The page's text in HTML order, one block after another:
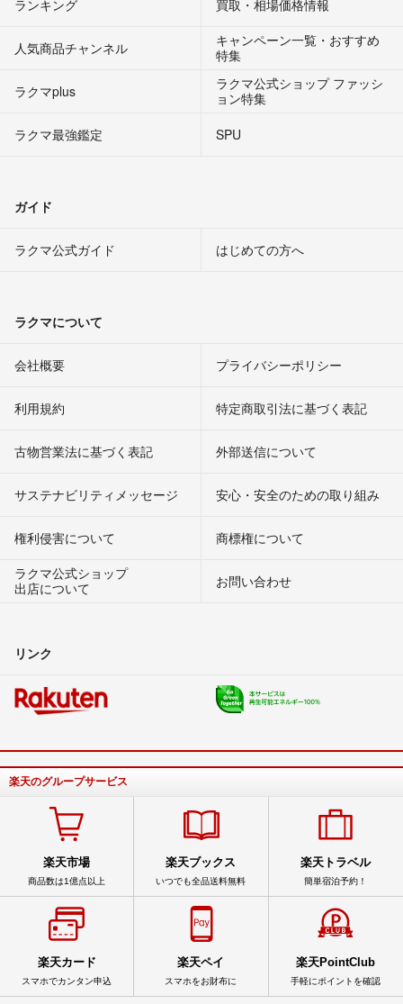
ランキング 買取・相場価格情報
人気商品チャンネル
キャンペーン一覧・おすすめ
特集
ラクマplus
ラクマ公式ショップ ファッシ
ョン特集
ラクマ最強鑑定
SPU
ガイド
ラクマ公式ガイド はじめての方へ
ラクマについて
会社概要 プライバシーポリシー
利用規約 特定商取引法に基づく表記
古物営業法に基づく表記 外部送信について
サステナビリティメッセージ 安心・安全のための取り組み
権利侵害について
商標権について
ラクマ公式ショップ
出店について
お問い合わせ
リンク
楽天のグループサービス
楽天市場
商品数は1億点以上
楽天ブックス
いつでも全品送料無料
楽天トラベル
簡単宿泊予約！
楽天カード
スマホでカンタン申込
楽天ペイ
スマホをお財布に
楽天PointClub
手軽にポイントを確認